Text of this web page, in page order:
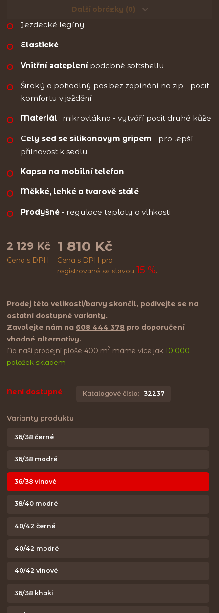
Další obrázky (0)
Jezdecké legíny
Elastické
Vnitřní zateplení podobné softshellu
Široký a pohodlný pas bez zapínání na zip - pocit
komfortu v ježdění
Materiál : mikrovlákno - vytváří pocit druhé kůže
Celý sed se silikonovým gripem - pro lepší
přilnavost k sedlu
Kapsa na mobilní telefon
Měkké, lehké a tvarově stálé
Prodyšné - regulace teploty a vlhkosti
2 129 Kč
Cena s DPH
1 810 Kč
Cena s DPH pro
registrované se slevou 15 %.
Prodej této velikosti/barvy skončil, podívejte se na
ostatní dostupné varianty.
Zavolejte nám na 608 444 378 pro doporučení
vhodné alternativy.
Na naší prodejní ploše 400 m2 máme více jak 10 000
položek skladem.
Není dostupné Katalogové číslo: 32237
Varianty produktu
36/38 černé
36/38 modré
36/38 vínové
38/40 modré
40/42 černé
40/42 modré
40/42 vínové
36/38 khaki